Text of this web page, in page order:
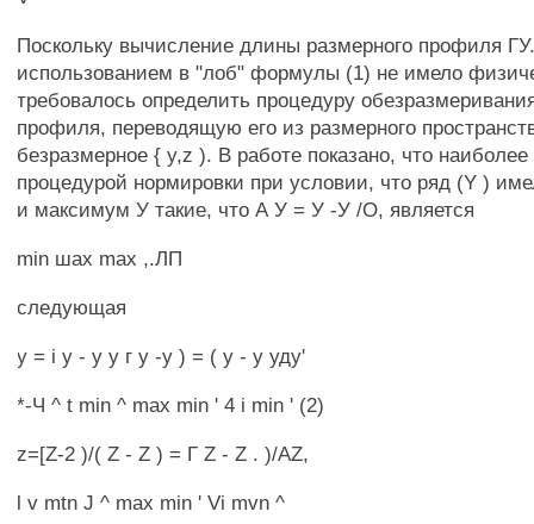
Поскольку вычисление длины размерного профиля
использованием в "лоб" формулы (1) не имело
требовалось определить процедуру
профиля, переводящую его из размерного
безразмерное { y,z ). В работе показано, что
процедурой нормировки при условии, что ряд (Y )
и максимум У такие, что А У = У -У /О, является
min шах max ,.ЛП
следующая
у = i у - у у г у -у ) = ( у - у уду'
*-Ч ^ t min ^ max min ' 4 i min ' (2)
z=[Z-2 )/( Z - Z ) = Г Z - Z . )/AZ,
l v mtn J ^ max min ' Vi mvn ^